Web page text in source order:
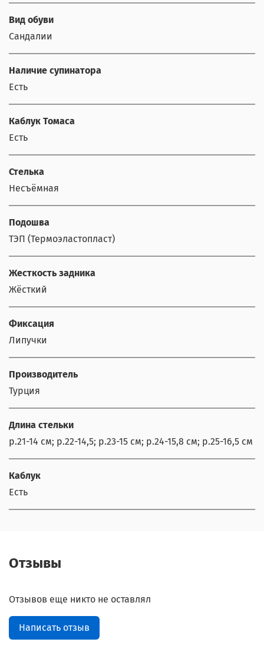
Вид обуви
Сандалии
Наличие супинатора
Есть
Каблук Томаса
Есть
Стелька
Несъёмная
Подошва
ТЭП (Термоэластопласт)
Жесткость задника
Жёсткий
Фиксация
Липучки
Производитель
Турция
Длина стельки
р.21-14 см; р.22-14,5; р.23-15 см; р.24-15,8 см; р.25-16,5 см
Каблук
Есть
Отзывы
Отзывов еще никто не оставлял
Написать отзыв